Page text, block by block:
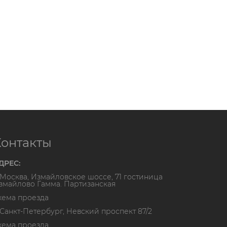
Москва, Измайловское шоссе, 71 гостиница
Гамма. Партизанская
проезда
Петербург, Невский проспект 87/2
проезда